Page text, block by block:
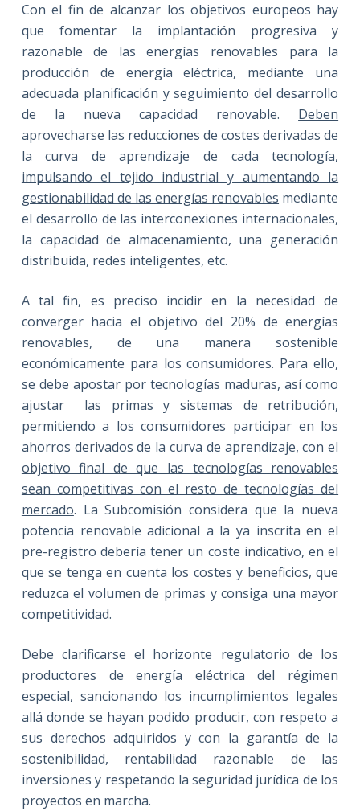
Con el fin de alcanzar los objetivos europeos hay
que fomentar la implantación progresiva y
razonable de las energías renovables para la
producción de energía eléctrica, mediante una
adecuada planificación y seguimiento del desarrollo
de la nueva capacidad renovable. Deben
aprovecharse las reducciones de costes derivadas de
la curva de aprendizaje de cada tecnología,
impulsando el tejido industrial y aumentando la
gestionabilidad de las energías renovables mediante
el desarrollo de las interconexiones internacionales,
la capacidad de almacenamiento, una generación
distribuida, redes inteligentes, etc.
A tal fin, es preciso incidir en la necesidad de
converger hacia el objetivo del 20% de energías
renovables, de una manera sostenible
económicamente para los consumidores. Para ello,
se debe apostar por tecnologías maduras, así como
ajustar las primas y sistemas de retribución,
permitiendo a los consumidores participar en los
ahorros derivados de la curva de aprendizaje, con el
objetivo final de que las tecnologías renovables
sean competitivas con el resto de tecnologías del
mercado. La Subcomisión considera que la nueva
potencia renovable adicional a la ya inscrita en el
pre-registro debería tener un coste indicativo, en el
que se tenga en cuenta los costes y beneficios, que
reduzca el volumen de primas y consiga una mayor
competitividad.
Debe clarificarse el horizonte regulatorio de los
productores de energía eléctrica del régimen
especial, sancionando los incumplimientos legales
allá donde se hayan podido producir, con respeto a
sus derechos adquiridos y con la garantía de la
sostenibilidad, rentabilidad razonable de las
inversiones y respetando la seguridad jurídica de los
proyectos en marcha.